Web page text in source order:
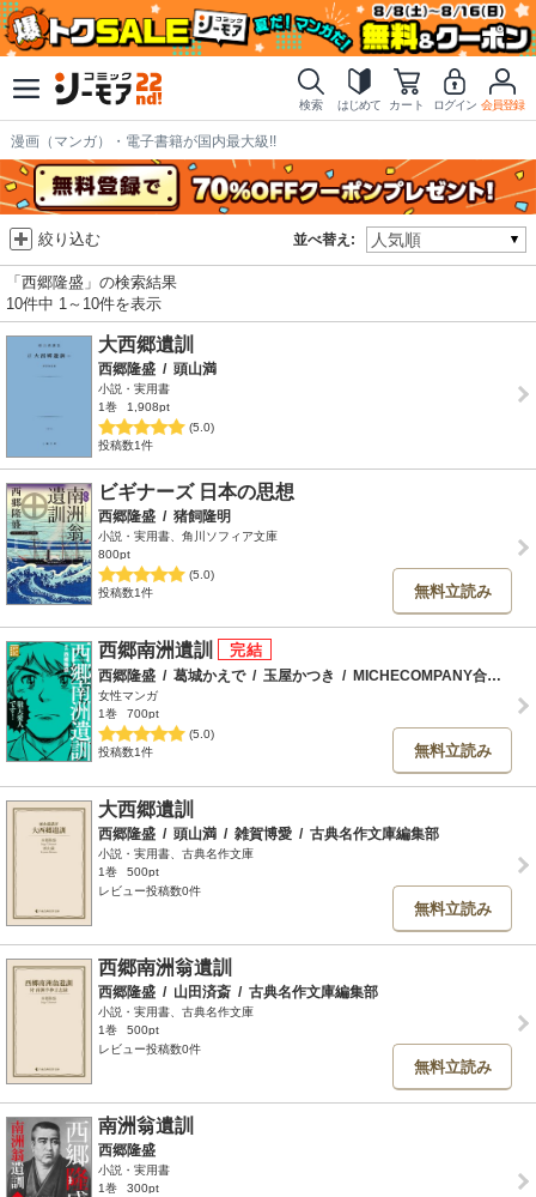
検索 はじめて カート ログイン 会員登録
漫画（マンガ）・電子書籍が国内最大級!!
並べ替え:
絞り込む
「西郷隆盛」の検索結果
10件中 1～10件を表示
大西郷遺訓
西郷隆盛 / 頭山満
小説・実用書
1巻
1,908pt
(5.0)
投稿数1件
ビギナーズ 日本の思想
西郷隆盛 / 猪飼隆明
小説・実用書、角川ソフィア文庫
800pt
(5.0)
投稿数1件
無料立読み
西郷南洲遺訓
西郷隆盛 / 葛城かえで / 玉屋かつき / MICHECOMPANY合同会社
女性マンガ
1巻
700pt
(5.0)
投稿数1件
無料立読み
大西郷遺訓
西郷隆盛 / 頭山満 / 雑賀博愛 / 古典名作文庫編集部
小説・実用書、古典名作文庫
1巻
500pt
レビュー投稿数0件
無料立読み
西郷南洲翁遺訓
西郷隆盛 / 山田済斎 / 古典名作文庫編集部
小説・実用書、古典名作文庫
1巻
500pt
レビュー投稿数0件
無料立読み
南洲翁遺訓
西郷隆盛
小説・実用書
1巻
300pt